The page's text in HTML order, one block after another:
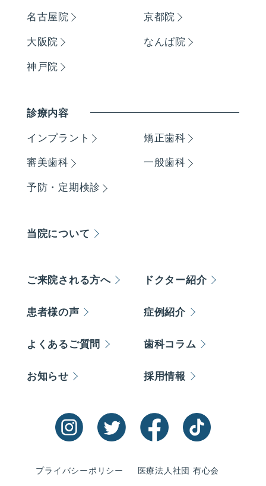
名古屋院 京都院
大阪院 なんば院
神戸院
診療内容
インプラント 矯正歯科
審美歯科 一般歯科
予防・定期検診
当院について
ご来院される方へ ドクター紹介
患者様の声 症例紹介
よくあるご質問 歯科コラム
お知らせ 採用情報
プライバシーポリシー 医療法人社団 有心会